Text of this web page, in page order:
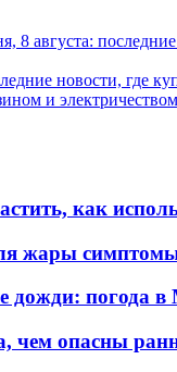
8 августа:
новости, где
и
как
жары
дожди: погода
чем опасны